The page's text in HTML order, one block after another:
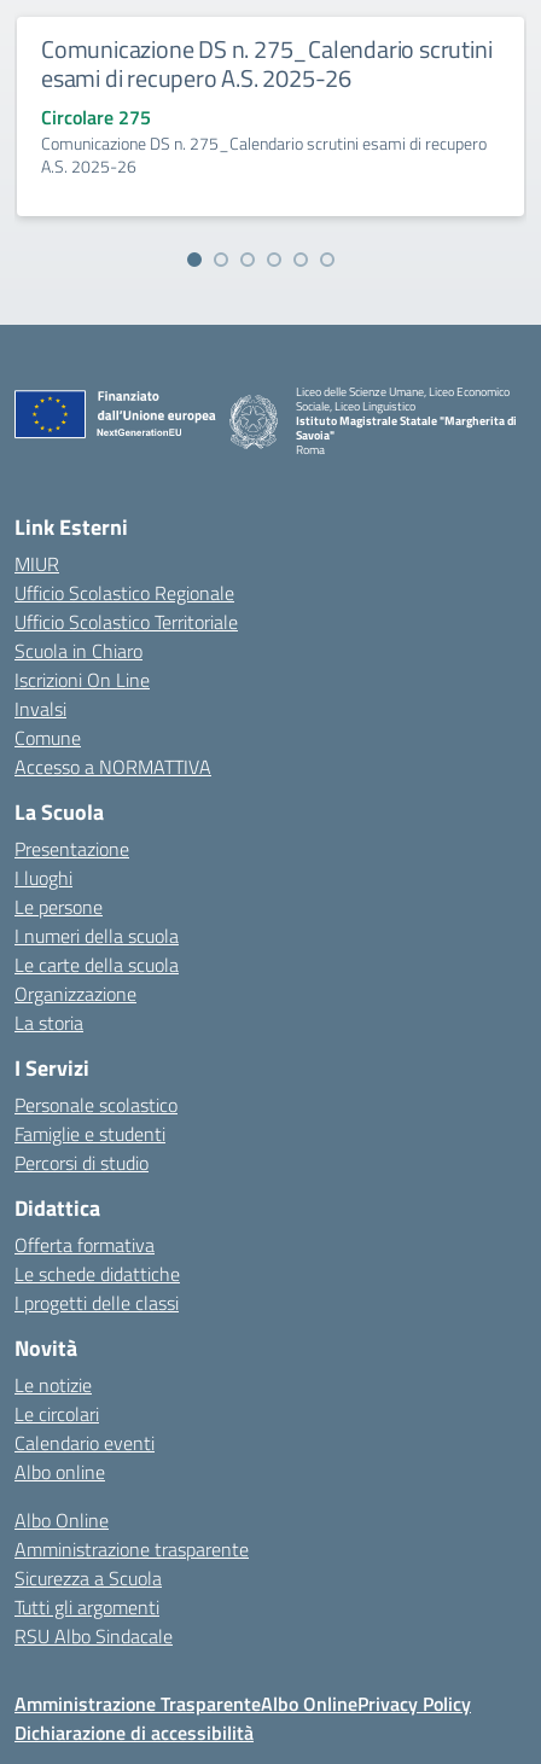
Comunicazione DS n. 275_Calendario scrutini
esami di recupero A.S. 2025-26
Circolare 275
Comunicazione DS n. 275_Calendario scrutini esami di recupero
A.S. 2025-26
Liceo delle Scienze Umane, Liceo Economico
Sociale, Liceo Linguistico
Istituto Magistrale Statale "Margherita di
Savoia"
Roma
Link Esterni
MIUR
Ufficio Scolastico Regionale
Ufficio Scolastico Territoriale
Scuola in Chiaro
Iscrizioni On Line
Invalsi
Comune
Accesso a NORMATTIVA
La Scuola
Presentazione
I luoghi
Le persone
I numeri della scuola
Le carte della scuola
Organizzazione
La storia
I Servizi
Personale scolastico
Famiglie e studenti
Percorsi di studio
Didattica
Offerta formativa
Le schede didattiche
I progetti delle classi
Novità
Le notizie
Le circolari
Calendario eventi
Albo online
Albo Online
Amministrazione trasparente
Sicurezza a Scuola
Tutti gli argomenti
RSU Albo Sindacale
Amministrazione TrasparenteAlbo OnlinePrivacy Policy
Dichiarazione di accessibilità